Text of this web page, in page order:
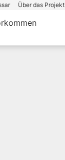
Über das Projekt